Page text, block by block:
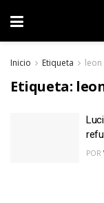
Inicio Etiqueta leon
Etiqueta:
POR